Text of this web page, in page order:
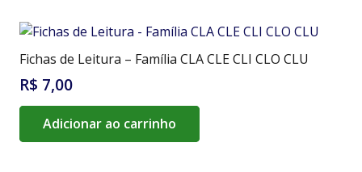
Fichas de Leitura – Família CLA CLE CLI CLO CLU
R$ 7,00
Adicionar ao carrinho